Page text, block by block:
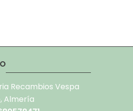
Recambios Vespa
Almería